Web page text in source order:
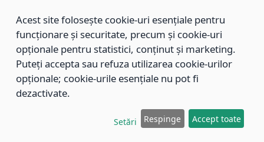
899/21.12.2023
Aprobarea standardelor de cost pentru serviciile
sociale furnizate în cadrul Direcției de Asistență Socială
Brașov, pentru anul 2024.
Modificarea Anexei la H.C.L. nr. 91 din 09.02.2018,
Acest site folosește cookie-uri esențiale pentru
funcționare și securitate, precum și cookie-uri
opționale pentru statistici, conținut și marketing.
Puteți accepta sau refuza utilizarea cookie-urilor
opționale; cookie-urile esențiale nu pot fi
dezactivate.
Setări Respinge Accept toate